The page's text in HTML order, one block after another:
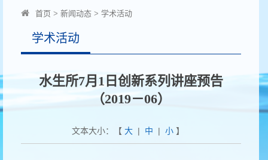
首页 > 新闻动态 > 学术活动
学术活动
水生所7月1日创新系列讲座预告
（2019－06）
文本大小：【 大| 中 | 小】